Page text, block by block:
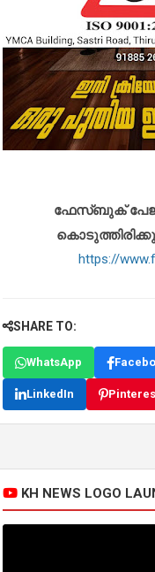
ഫേസ്ബുക്
https://
SHARE TO:
WhatsApp
LinkedIn
KH NEWS LOGO